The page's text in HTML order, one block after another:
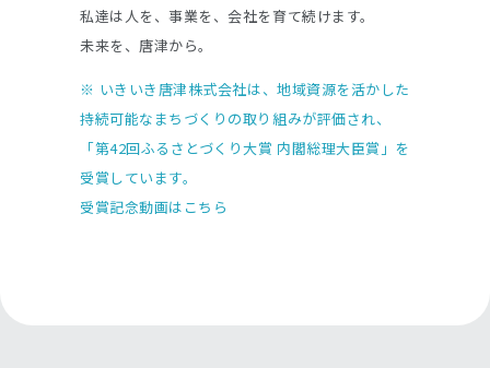
私達は人を、事業を、会社を育て続けます。
未来を、唐津から。
※ いきいき唐津株式会社は、地域資源を活かした
持続可能なまちづくりの取り組みが評価され、
「第42回ふるさとづくり大賞 内閣総理大臣賞」を
受賞しています。
受賞記念動画はこちら